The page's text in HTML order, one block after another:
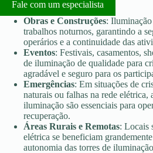
Fale com um especialista
Obras e Construções: Iluminação
trabalhos noturnos, garantindo a
operários e a continuidade das
Eventos: Festivais, casamentos,
de iluminação de qualidade para
agradável e seguro para os
Emergências: Em situações de
naturais ou falhas na rede elétrica,
iluminação são essenciais para
recuperação.
Áreas Rurais e Remotas: Locais
elétrica se beneficiam
autonomia das torres de